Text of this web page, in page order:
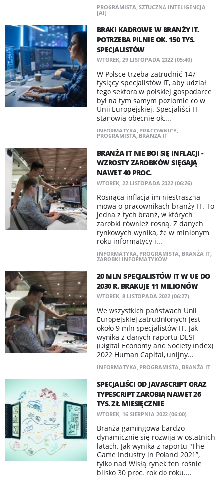
PROGRAMISTA, SZTUCZNA INTELIGENCJA
[AI]
BRAKI KADROWE W BRANŻY IT.
POTRZEBA PILNIE OK. 150 TYS.
SPECJALISTÓW
WTOREK, 29 LISTOPADA 2022 (05:40)
W Polsce trzeba zatrudnić 147
tysięcy specjalistów IT, aby udział
tego sektora w polskiej gospodarce
był na tym samym poziomie co w
Unii Europejskiej. Specjaliści IT
stanowią obecnie ok....
INFORMATYKA, PRACOWNICY,
PROGRAMISTA, BRANŻA IT
BRANŻA IT NIE BOI SIĘ INFLACJI -
WZROSTY ZAROBKÓW SIĘGAJĄ
NAWET 40 PROC.
WTOREK, 22 LISTOPADA 2022 (06:26)
Rosnąca inflacja im niestraszna -
mowa o pracownikach branży IT. To
jedna z tych branż, w których
zarobki również rosną. Z danych
rynkowych wynika, że w minionym
roku informatycy i...
INFORMATYKA, PROGRAMISTA, BRANŻA IT,
ZAROBKI INFORMATYKÓW
20 MLN SPECJALISTÓW IT W UE DO
2030 R. BRAKUJE 11 MILIONÓW
WTOREK, 8 LISTOPADA 2022 (06:27)
We wszystkich państwach Unii
Europejskiej zatrudnionych jest
około 9 mln specjalistów IT. Jak
wynika z danych raportu DESI
(Digital Economy and Society Index)
2022 Human Capital, unijny...
INFORMATYKA, PROGRAMISTA, BRANŻA IT
SPECJALIŚCI OD JAVASCRIPT ORAZ
TYPESCRIPT ZAROBIĄ NAWET 26
TYS. ZŁ MIESIĘCZNIE
WTOREK, 16 SIERPNIA 2022 (06:00)
Branża gamingowa bardzo
dynamicznie się rozwija w ostatnich
latach. Jak wynika z raportu "The
Game Industry in Poland 2021”,
tylko nad Wisłą rynek ten rośnie
blisko 30 proc. rok do roku....